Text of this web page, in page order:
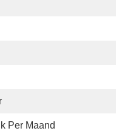
Per Maand